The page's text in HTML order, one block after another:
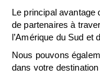
Le principal avantage
de partenaires à
l’Amérique du Sud et
Nous pouvons
dans votre